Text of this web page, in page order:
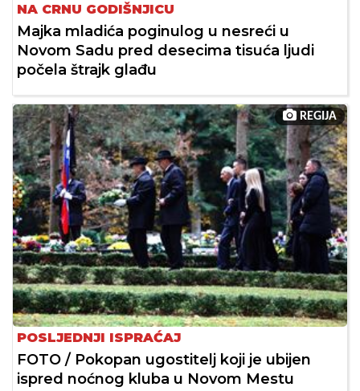
NA CRNU GODIŠNJICU
Majka mladića poginulog u nesreći u
Novom Sadu pred desecima tisuća ljudi
počela štrajk glađu
REGIJA
POSLJEDNJI ISPRAĆAJ
FOTO / Pokopan ugostitelj koji je ubijen
ispred noćnog kluba u Novom Mestu